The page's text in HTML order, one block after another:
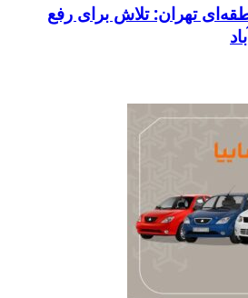
تهران: تلاش برای رفع